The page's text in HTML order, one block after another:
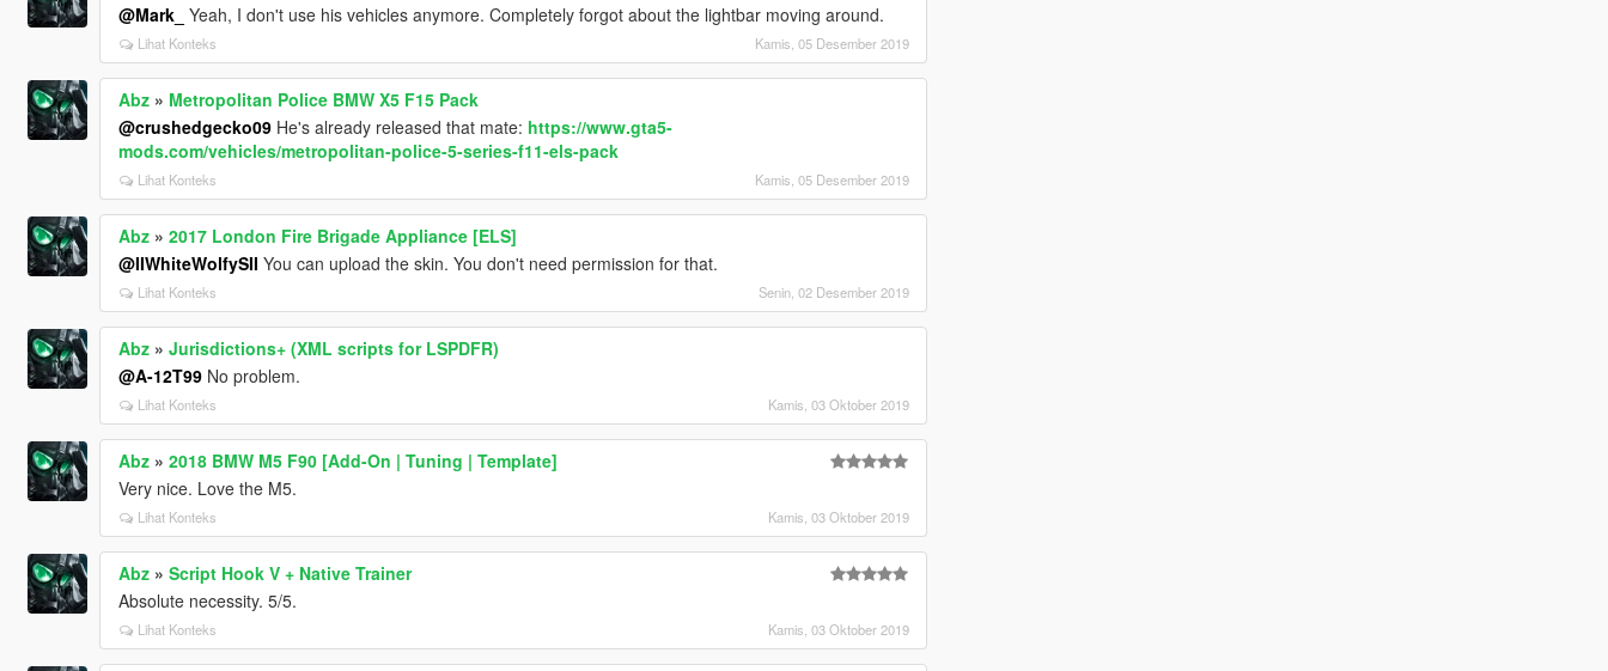
@Mark_ Yeah, I don't use his vehicles anymore. Completely forgot about the lightbar moving around.
Lihat Konteks Kamis, 05 Desember 2019
Abz» Metropolitan Police BMW X5 F15 Pack
@crushedgecko09He's already released that mate: https://www.gta5-
mods.com/vehicles/metropolitan-police-5-series-f11-els-pack
Lihat Konteks Kamis, 05 Desember 2019
Abz» 2017 London Fire Brigade Appliance [ELS]
@IIWhiteWolfySII You can upload the skin. You don't need permission for that.
Lihat Konteks Senin, 02 Desember 2019
Abz» Jurisdictions+ (XML scripts for LSPDFR)
@A-12T99No problem.
Lihat Konteks Kamis, 03 Oktober 2019
Abz» 2018 BMW M5 F90 [Add-On | Tuning | Template]
Very nice. Love the M5.
Lihat Konteks Kamis, 03 Oktober 2019
Abz» Script Hook V + Native Trainer
Absolute necessity. 5/5.
Lihat Konteks Kamis, 03 Oktober 2019